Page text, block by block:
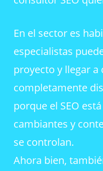
En el sector es
especialistas
proyecto y llegar a
completamente
porque el SEO
cambiantes y
se controlan.
Ahora bien,